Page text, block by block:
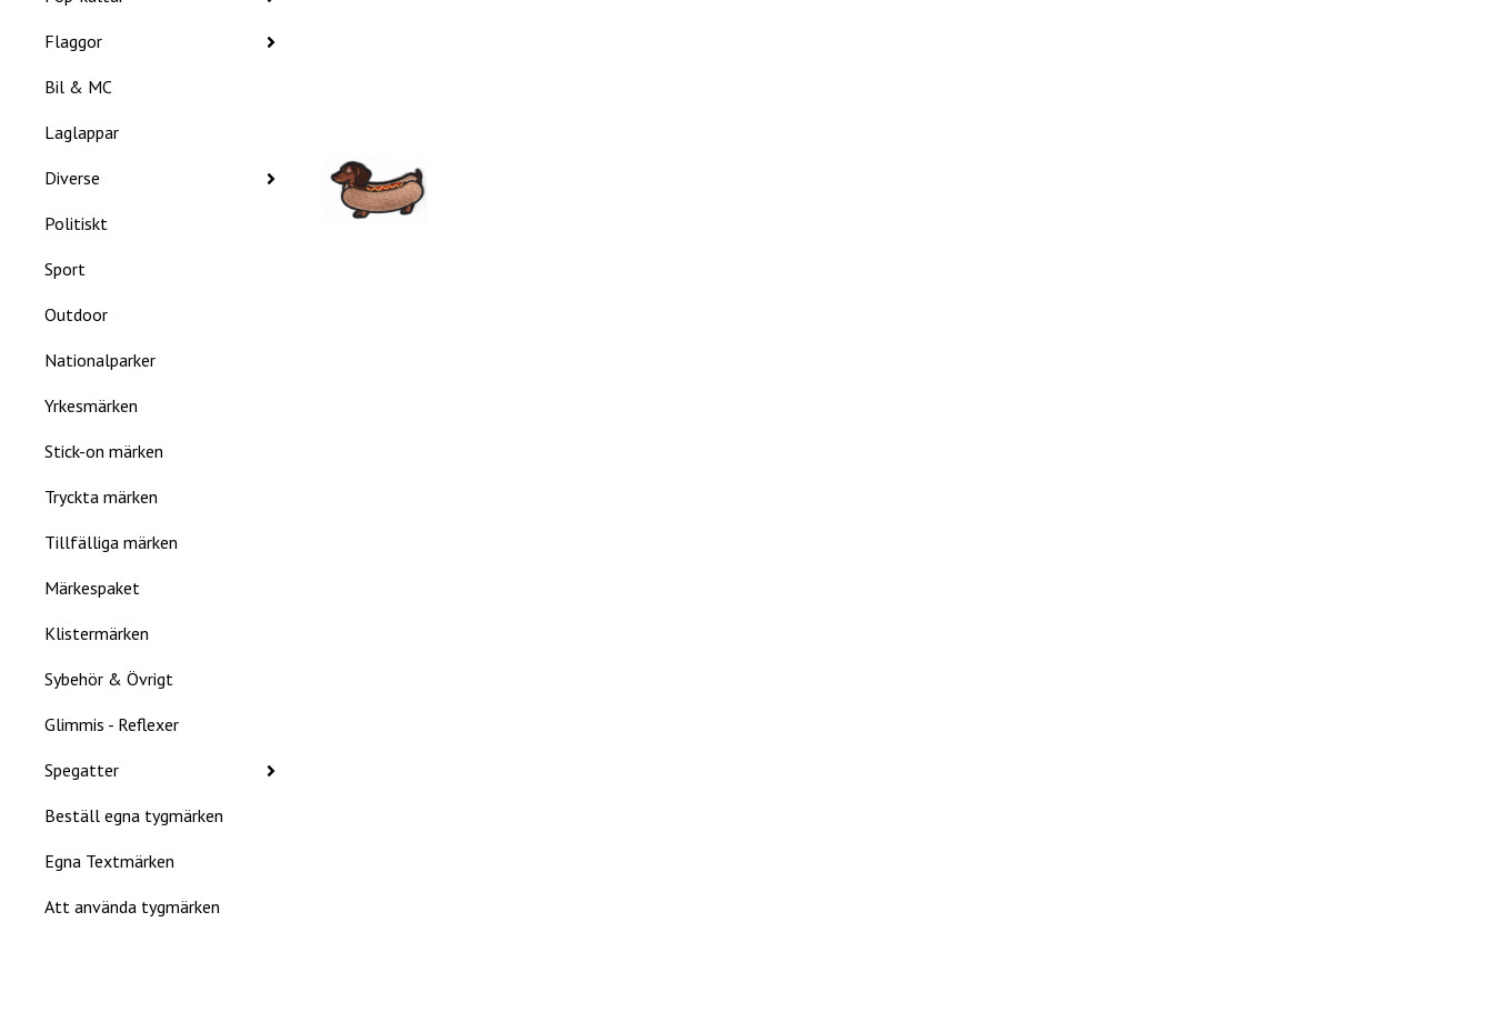
Flaggor
Bil & MC
Laglappar
Diverse
Politiskt
Sport
Outdoor
Nationalparker
Yrkesmärken
Stick-on märken
Tryckta märken
Tillfälliga märken
Märkespaket
Klistermärken
Sybehör & Övrigt
Glimmis - Reflexer
Spegatter
Beställ egna tygmärken
Egna Textmärken
Att använda tygmärken